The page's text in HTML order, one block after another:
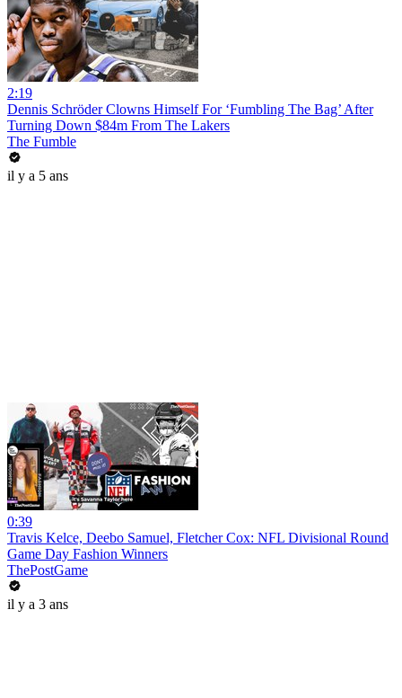
2:19
Dennis Schröder Clowns Himself For ‘Fumbling The Bag’ After
Turning Down $84m From The Lakers
The Fumble
il y a 5 ans
0:39
Travis Kelce, Deebo Samuel, Fletcher Cox: NFL Divisional Round
Game Day Fashion Winners
ThePostGame
il y a 3 ans